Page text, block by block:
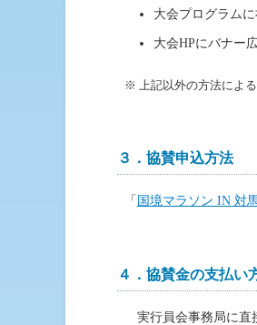
大会プログラム
大会HPにバナー
上記以外の方法によ
３．協賛申込方法
「 国境マラソン IN 対
４．協賛金の支払い
実行員会事務局に直